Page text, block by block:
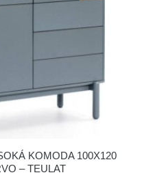
KOMODA 100X120
– TEULAT